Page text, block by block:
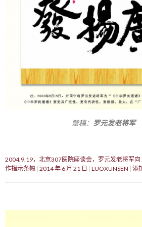
赠稿： 罗元发老将军
2004.9.19，北京307医院座谈会，罗元发老将军
作指示条幅 2014 年 6 月 21 日 LUOXUNSEN 添